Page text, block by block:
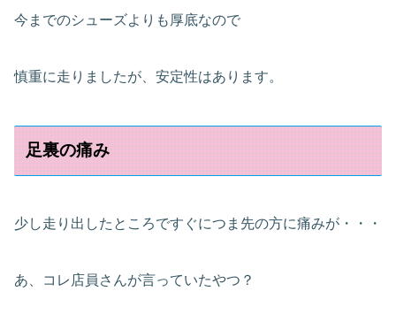
今までのシューズよりも厚底なので
慎重に走りましたが、安定性はあります。
足裏の痛み
少し走り出したところですぐにつま先の方に痛みが・・・
あ、コレ店員さんが言っていたやつ？